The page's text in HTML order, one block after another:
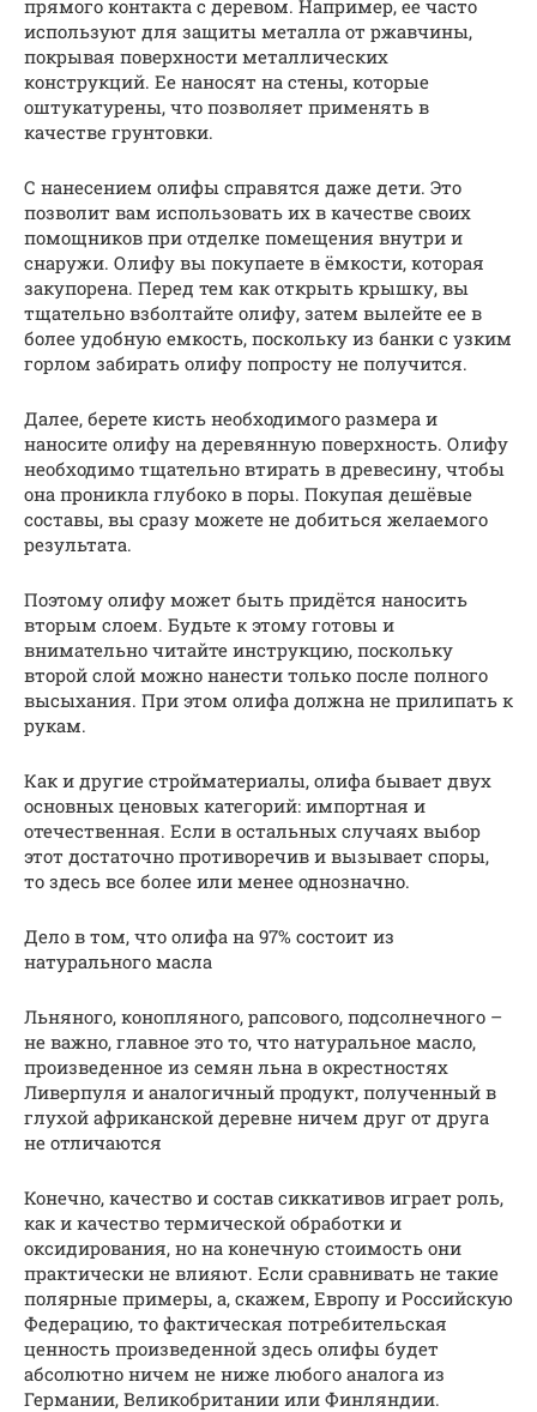
прямого контакта с деревом. Например, ее часто
используют для защиты металла от ржавчины,
покрывая поверхности металлических
конструкций. Ее наносят на стены, которые
оштукатурены, что позволяет применять в
качестве грунтовки.
С нанесением олифы справятся даже дети. Это
позволит вам использовать их в качестве своих
помощников при отделке помещения внутри и
снаружи. Олифу вы покупаете в ёмкости, которая
закупорена. Перед тем как открыть крышку, вы
тщательно взболтайте олифу, затем вылейте ее в
более удобную емкость, поскольку из банки с узким
горлом забирать олифу попросту не получится.
Далее, берете кисть необходимого размера и
наносите олифу на деревянную поверхность. Олифу
необходимо тщательно втирать в древесину, чтобы
она проникла глубоко в поры. Покупая дешёвые
составы, вы сразу можете не добиться желаемого
результата.
Поэтому олифу может быть придётся наносить
вторым слоем. Будьте к этому готовы и
внимательно читайте инструкцию, поскольку
второй слой можно нанести только после полного
высыхания. При этом олифа должна не прилипать к
рукам.
Как и другие стройматериалы, олифа бывает двух
основных ценовых категорий: импортная и
отечественная. Если в остальных случаях выбор
этот достаточно противоречив и вызывает споры,
то здесь все более или менее однозначно.
Дело в том, что олифа на 97% состоит из
натурального масла
Льняного, конопляного, рапсового, подсолнечного –
не важно, главное это то, что натуральное масло,
произведенное из семян льна в окрестностях
Ливерпуля и аналогичный продукт, полученный в
глухой африканской деревне ничем друг от друга
не отличаются
Конечно, качество и состав сиккативов играет роль,
как и качество термической обработки и
оксидирования, но на конечную стоимость они
практически не влияют. Если сравнивать не такие
полярные примеры, а, скажем, Европу и Российскую
Федерацию, то фактическая потребительская
ценность произведенной здесь олифы будет
абсолютно ничем не ниже любого аналога из
Германии, Великобритании или Финляндии.